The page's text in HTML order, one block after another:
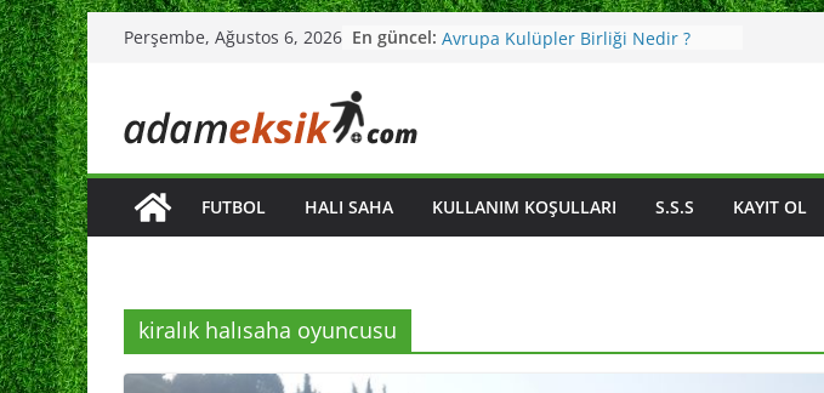
Skip
to
content
Perşembe, Ağustos 6, 2026 En güncel: Gol Orucu Ne Demek ?
FUTBOL HALI SAHA KULLANIM KOŞULLARI S.S.S KAYIT OL
kiralık halısaha oyuncusu